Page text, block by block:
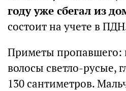
году уже сбегал из
состоит на учете в
Приметы пропавшего:
волосы светло-русые,
130 сантиметров.